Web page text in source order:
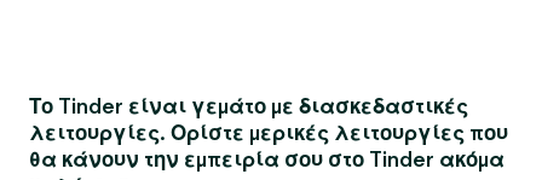
Το Tinder είναι γεμάτο με διασκεδαστικές
λειτουργίες. Ορίστε μερικές λειτουργίες που
θα κάνουν την εμπειρία σου στο Tinder ακόμα